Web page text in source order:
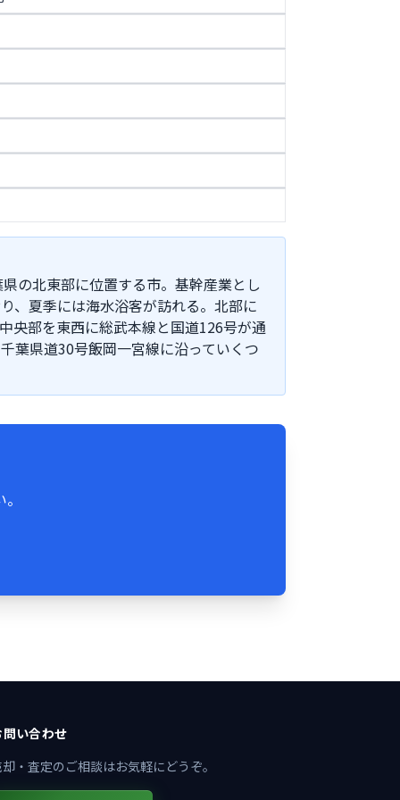
の北東部に位置する市。基幹産業とし
、夏季には海水浴客が訪れる。北部に
央部を東西に総武本線と国道126号が通
葉県道30号飯岡一宮線に沿っていくつ
問い合わせ
・査定のご相談はお気軽にどうぞ。